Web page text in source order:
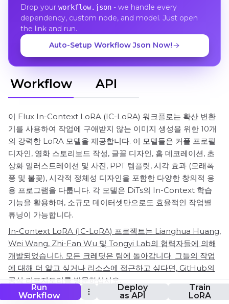
Run
Workflow
Deploy
as API
Train
LoRA
Drop your workflow.json- we handle every
dependency, custom node, and model. Just open
the link and run.
Auto-Setup Workflow Json Now!
Workflow API
이 Flux In-Context LoRA (IC-LoRA) 워크플로는 확산 변환
기를 사용하여 작업에 구애받지 않는 이미지 생성을 위한 10개
의 강력한 LoRA 모델을 제공합니다. 이 모델들은 커플 프로필
디자인, 영화 스토리보드 작성, 글꼴 디자인, 홈 데코레이션, 초
상화 일러스트레이션 및 사진, PPT 템플릿, 시각 효과 (모래폭
풍 및 불꽃), 시각적 정체성 디자인을 포함한 다양한 창의적 응
용 프로그램을 다룹니다. 각 모델은 DiTs의 In-Context 학습
기능을 활용하며, 소규모 데이터셋만으로도 효율적인 작업별
튜닝이 가능합니다.
In-Context LoRA (IC-LoRA) 프로젝트는 Lianghua Huang,
Wei Wang, Zhi-Fan Wu 및 Tongyi Lab의 협력자들에 의해
개발되었습니다. 모든 크레딧은 팀에 돌아갑니다. 그들의 작업
에 대해 더 알고 싶거나 리소스에 접근하고 싶다면, GitHub의
공식 리포지토리를 방문하십시오.